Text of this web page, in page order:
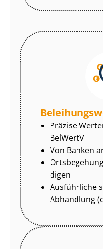
Präzise
BelWertV
Von Banken
di­gen
Ausführliche
Abhandlung